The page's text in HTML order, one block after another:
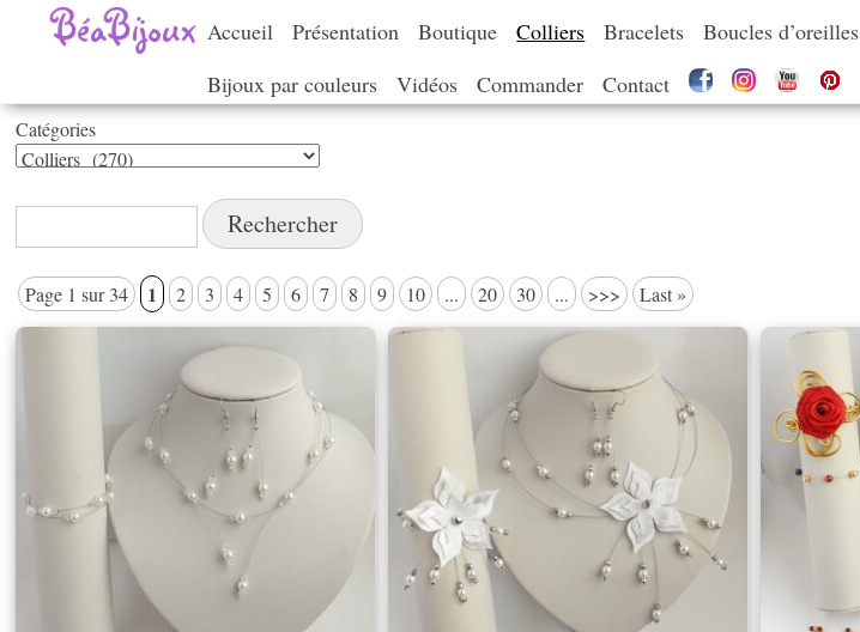
Accueil Présentation Boutique Colliers Bracelets Boucles d’oreilles
Bijoux par couleurs
Vidéos Commander Contact
Catégories
Catégories
Rechercher :
Page 1 sur 34 1 2 3 4 5 6 7 8 9 10 ... 20 30 ... >>> Last »